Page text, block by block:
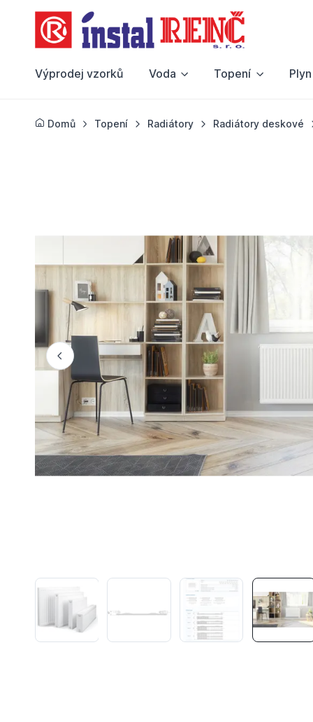
Výprodej vzorků Voda Topení Plyn
Domů Topení Radiátory Radiátory deskové